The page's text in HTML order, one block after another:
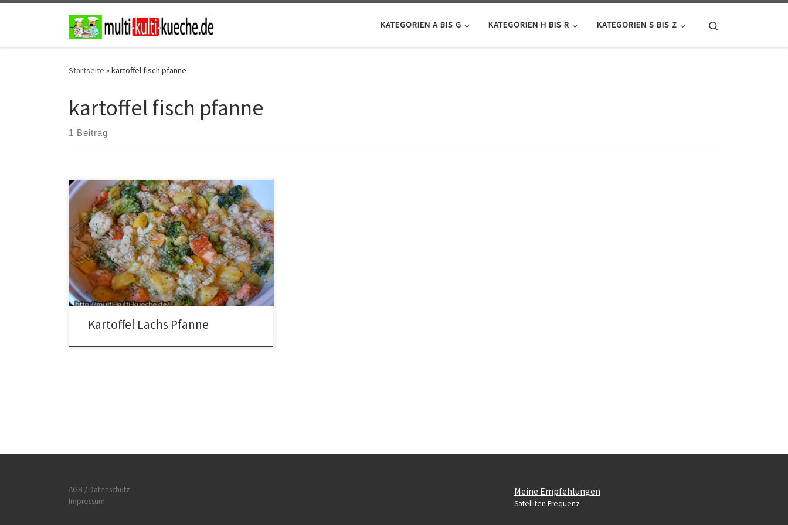
Zum Inhalt springen
KATEGORIEN A BIS G KATEGORIEN H BIS R KATEGORIEN S BIS Z
Startseite »kartoffel fisch pfanne
kartoffel fisch pfanne
1 Beitrag
Zutaten für Kartoffel Lachs Pfanne 500g Lachs1 kg
Kartoffeln500g Blumenkohl500g Brokkoli1 EL
Mehl300ml Milch300ml Wasser4 EL Creme legere1
Zitroneetwas Öl2 EL 8 KräuterSalz und Pfeffer
Zubereitung für Kartoffel Lachs Pfanne Die Kartoffeln
schälen und in Mundgerechte Stücke schneiden,
Brokkoli und Blumenkohl in Röschen teilen und den
Lachs in Würfel schneiden. […]
Kartoffel Lachs Pfanne
AGB / Datenschutz
Impressum
Meine Empfehlungen
Satelliten Frequenz